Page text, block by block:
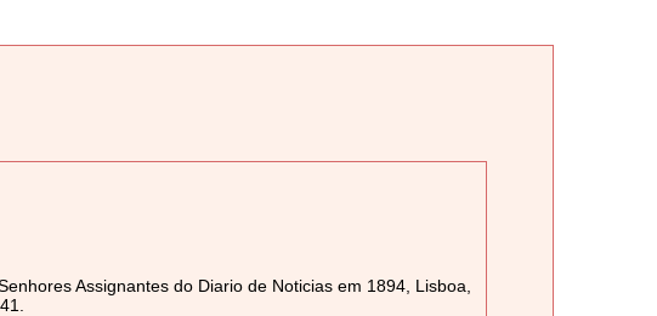
Assignantes do Diario de Noticias em 1894, Lisboa,